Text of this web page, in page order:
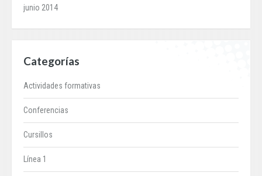
junio 2014
Categorías
Actividades formativas
Conferencias
Cursillos
Línea 1